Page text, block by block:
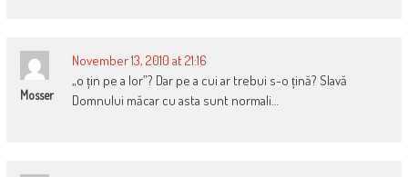
Mosser
November 13, 2010 at 21:16
„o țin pe a lor”? Dar pe a cui ar trebui s-o țină? Slavă
Domnului măcar cu asta sunt normali…